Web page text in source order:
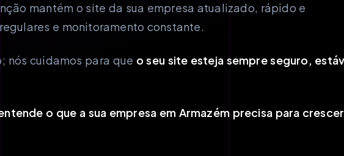
mantém o site da sua empresa atualizado, rápido e
e monitoramento constante.
nós cuidamos para que o seu site esteja sempre seguro,
o que a sua empresa em Armazém precisa para